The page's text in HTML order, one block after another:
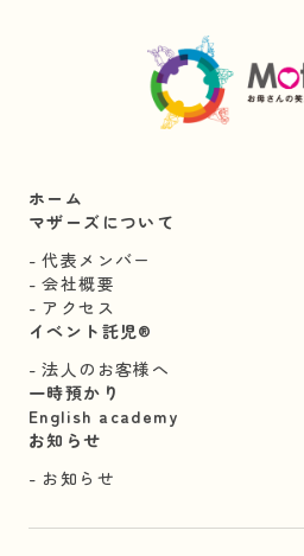
ホーム
マザーズについて
代表メンバー
会社概要
アクセス
イベント託児®︎
法人のお客様へ
一時預かり
English academy
お知らせ
お知らせ